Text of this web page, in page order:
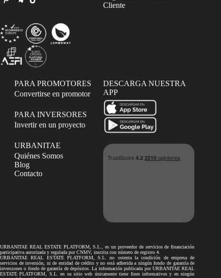
Cliente
PARA PROMOTORES
Convertirse en promotor
PARA INVERSORES
Invertir en un proyecto
URBANITAE
Quiénes Somos
Blog
Contacto
DESCARGA NUESTRA
APP
URBANITAE REAL ESTATE PLATFORM, S.L., es un proveedor de servicios de financiación
participativa autorizada y regulada por CNMV, inscrita con número de registro 4.
URBANITAE REAL ESTATE PLATFORM, S.L. no ostenta la condición de empresa de
servicios de inversión, ni de entidad de crédito y no está adherida a ningún fondo de garantía de
inversiones o fondo de garantía de depósitos. La información publicada por URBANITAE REAL
ESTATE PLATFORM, S.L. en su sitio web únicamente tiene fines informativos y en ningún